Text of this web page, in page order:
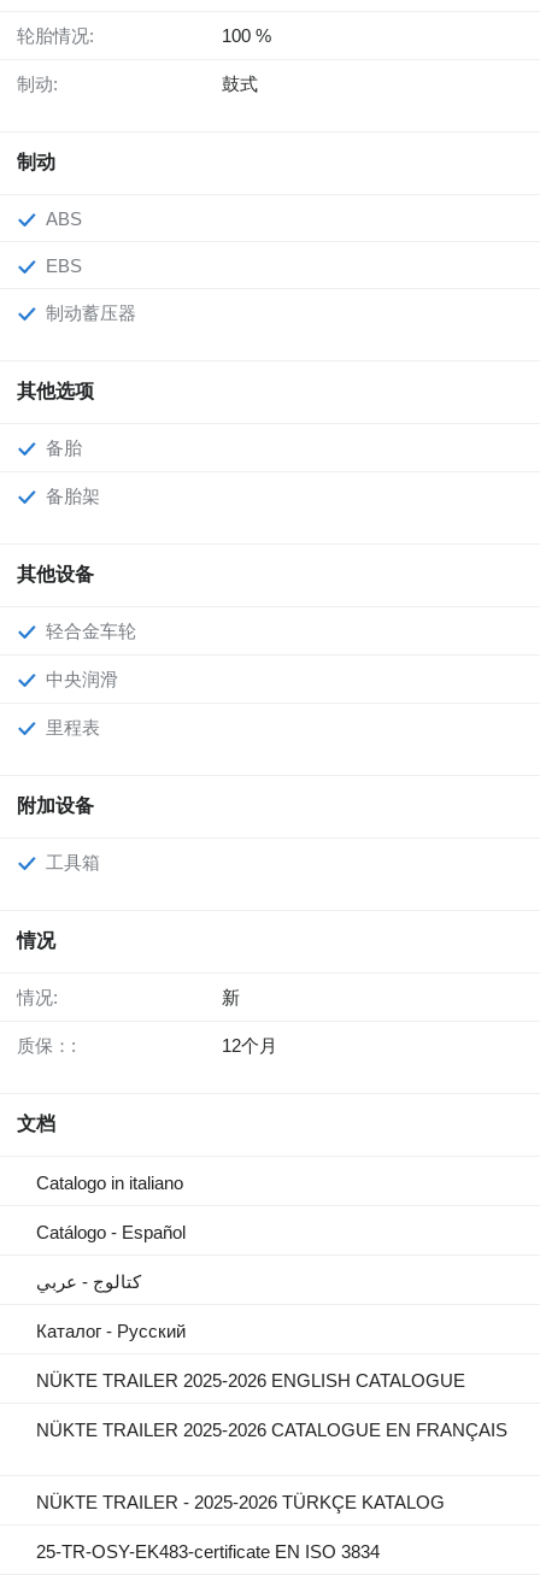
轮胎情况: 100 %
制动: 鼓式
制动
ABS
EBS
制动蓄压器
其他选项
备胎
备胎架
其他设备
轻合金车轮
中央润滑
里程表
附加设备
工具箱
情况
情况: 新
质保：: 12个月
文档
Catalogo in italiano
Catálogo - Español
كتالوج - عربي
Каталог - Русский
NÜKTE TRAILER 2025-2026 ENGLISH CATALOGUE
NÜKTE TRAILER 2025-2026 CATALOGUE EN FRANÇAIS
NÜKTE TRAILER - 2025-2026 TÜRKÇE KATALOG
25-TR-OSY-EK483-certificate EN ISO 3834